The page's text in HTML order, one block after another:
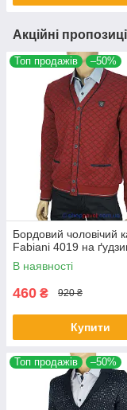
Акційні
Топ продажів –50%
Бордовий чоловічий
Fabiani 4019 на
В наявності
460 ₴ 920 ₴
Купити
Топ продажів –50%